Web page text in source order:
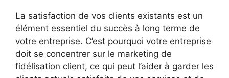
La satisfaction de vos clients existants est un
élément essentiel du succès à long terme de
votre entreprise. C’est pourquoi votre entreprise
doit se concentrer sur le marketing de
fidélisation client, ce qui peut l’aider à garder les